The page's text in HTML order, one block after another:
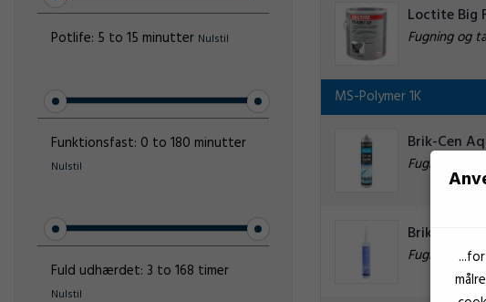
Potlife: 5 to 15 minutter Nulstil
Funktionsfast: 0 to 180 minutter
Nulstil
Fuld udhærdet: 3 to 168 timer
Nulstil
Loctite Big
Fugning og
MS-Polymer 1K
Brik-Cen
Fugning og
Brik-Cen MS
Fugning og